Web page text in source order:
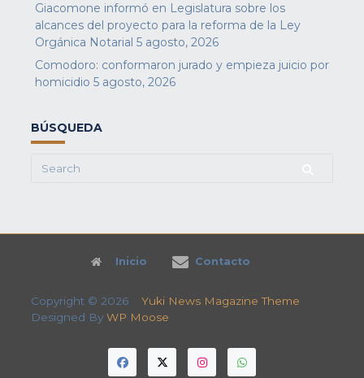
Giacomone informó en Legislatura sobre los
alcances del proyecto para la reforma de la Ley
Orgánica Notarial 5 agosto, 2026
Comodoro: conformaron jurado y empieza juicio por
homicidio 5 agosto, 2026
BÚSQUEDA
Search
Inicio Contacto
Copyright © 2026 Yuki News Magazine Theme
Designed By WP Moose